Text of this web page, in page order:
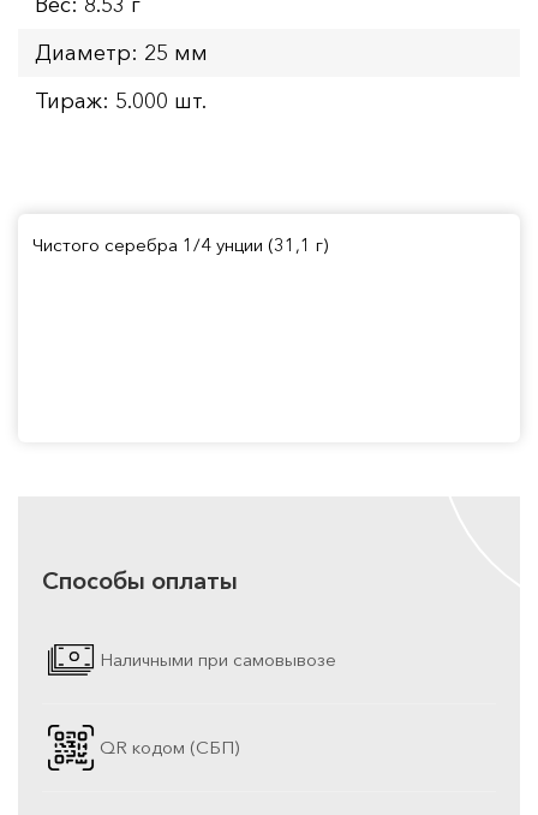
Диаметр: 25 мм
Тираж: 5.000 шт.
Чистого серебра 1/4 унции (31,1 г)
Способы оплаты
Наличными при самовывозе
QR кодом (СБП)